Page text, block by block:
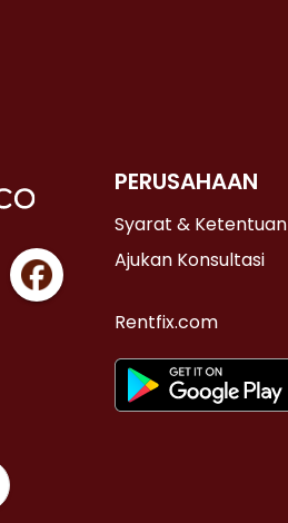
PERUSAHAAN
Syarat & Ketentuan
Ajukan Konsultasi
Rentfix.com